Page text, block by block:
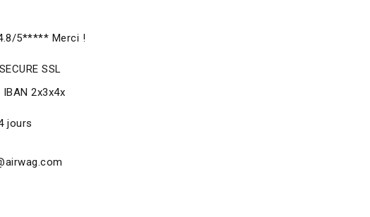
5***** Merci !
SSL
2x3x4x
jours